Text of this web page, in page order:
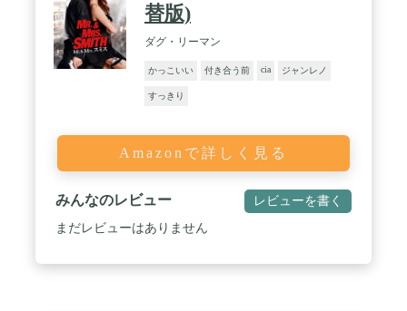
替版)
ダグ・リーマン
かっこいい 付き合う前 cia ジャンレノ
すっきり
Amazonで詳しく見る
みんなのレビュー レビューを書く
まだレビューはありません